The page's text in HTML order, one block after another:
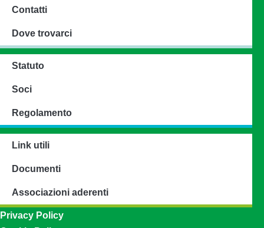
Contatti
Dove trovarci
Statuto
Soci
Regolamento
Link utili
Documenti
Associazioni aderenti
Privacy Policy